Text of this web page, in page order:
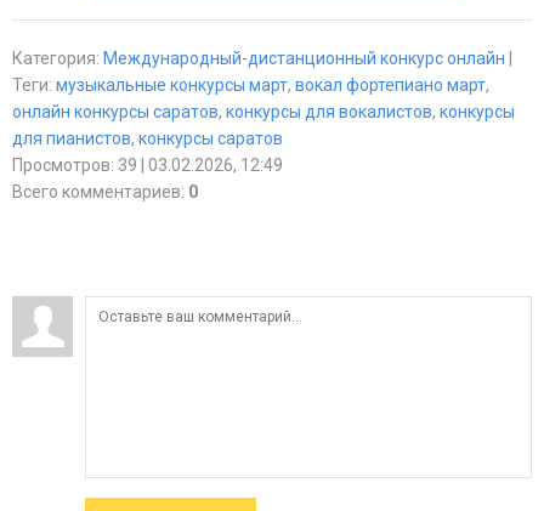
Категория: Международный-дистанционный конкурс онлайн
Теги: музыкальные конкурсы март, вокал фортепиано март,
онлайн конкурсы саратов, конкурсы для вокалистов, конкурсы
для пианистов, конкурсы саратов
Просмотров: 39 | 03.02.2026, 12:49
Всего комментариев: 0